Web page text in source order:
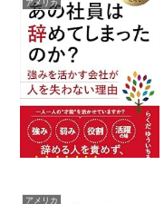
アメリカ
アメリカ